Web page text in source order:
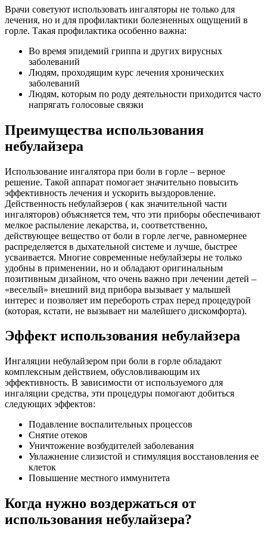
Врачи советуют использовать ингаляторы не только для
лечения, но и для профилактики болезненных ощущений в
горле. Такая профилактика особенно важна:
Во время эпидемий гриппа и других вирусных
заболеваний
Людям, проходящим курс лечения хронических
заболеваний
Людям, которым по роду деятельности приходится часто
напрягать голосовые связки
Преимущества использования
небулайзера
Использование ингалятора при боли в горле – верное
решение. Такой аппарат помогает значительно повысить
эффективность лечения и ускорить выздоровление.
Действенность небулайзеров ( как значительной части
ингаляторов) объясняется тем, что эти приборы обеспечивают
мелкое распыление лекарства, и, соответственно,
действующее вещество от боли в горле легче, равномернее
распределяется в дыхательной системе и лучше, быстрее
усваивается. Многие современные небулайзеры не только
удобны в применении, но и обладают оригинальным
позитивным дизайном, что очень важно при лечении детей –
«веселый» внешний вид прибора вызывает у малышей
интерес и позволяет им перебороть страх перед процедурой
(которая, кстати, не вызывает ни малейшего дискомфорта).
Эффект использования небулайзера
Ингаляции небулайзером при боли в горле обладают
комплексным действием, обусловливающим их
эффективность. В зависимости от используемого для
ингаляции средства, эти процедуры помогают добиться
следующих эффектов:
Подавление воспалительных процессов
Снятие отеков
Уничтожение возбудителей заболевания
Увлажнение слизистой и стимуляция восстановления ее
клеток
Повышение местного иммунитета
Когда нужно воздержаться от
использования небулайзера?